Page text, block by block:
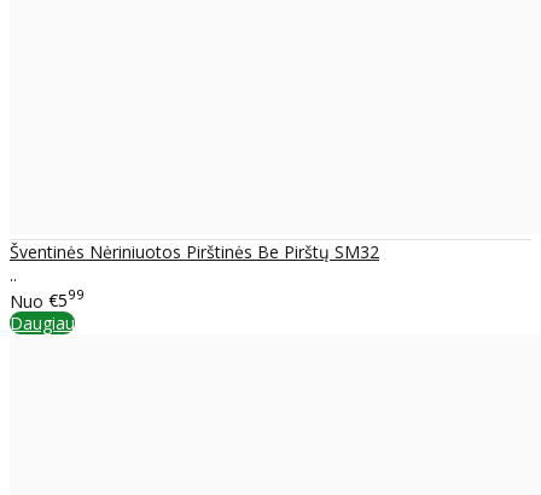
Šventinės Nėriniuotos Pirštinės Be Pirštų SM32
..
Nuo €599
Daugiau